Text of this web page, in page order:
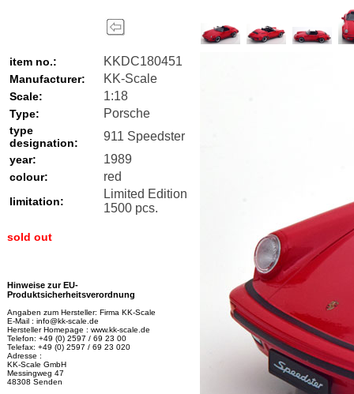
item no.: KKDC180451
Manufacturer: KK-Scale
Scale: 1:18
Type: Porsche
type
designation:
911 Speedster
year: 1989
colour: red
limitation:
Limited Edition
1500 pcs.
sold out
Hinweise zur EU-
Produktsicherheitsverordnung
Angaben zum Hersteller: Firma KK-Scale
E-Mail : info@kk-scale.de
Hersteller Homepage : www.kk-scale.de
Telefon: +49 (0) 2597 / 69 23 00
Telefax: +49 (0) 2597 / 69 23 020
Adresse :
KK-Scale GmbH
Messingweg 47
48308 Senden